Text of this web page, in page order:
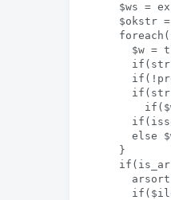
$ws =
$okstr
$w =
else
    }